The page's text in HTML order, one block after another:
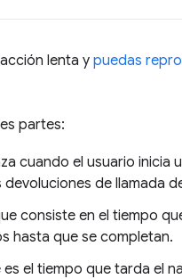
lenta ypuedas
partes:
cuando el usuario inicia
de llamada
consiste en el tiempo
hasta que se completan.
es el tiempo que tarda el